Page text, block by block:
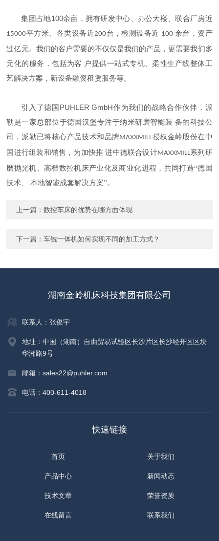
集团占地100余亩，拥有研发中心、办公大楼、联合厂房近
15000平方米、各类设备近200台，检测设备近 100 余台，资产
过亿元。我们的客户需要的不仅仅是我们的产品，更需要我们多
元化的服务，包括为客 户提供一站式专机、柔性生产线整体工
艺解决方案，新设备融资租赁服务等。
引入了德国 PUHLER GmbH作为我们的战略合作伙伴，派
勒是一家总部位于德国汉堡专注于纳米研磨智能装 备的科技公
司，派勒已将核心产品技术和品牌MAXXMILL授权金岭股份在中
国进行组装和销售，为加快推 进中德联合设计MAXXMILL系列研
磨抛光机、高档数控机床产业化及商业化进程，共同打造“德国
技术、 本地智能成套解决方案”。
上一篇：数控车床的优势在哪方面体现
下一篇：车铣一体机如何实现不同的加工方式？
湖南金岭机床科技集团有限公司
联系人：张俊宇
地址：中国（湖南）自由贸易试验区长沙片区长沙经开区区块
华湘路9号
邮箱：sales22@puhler.com
电话：400-611-4018
快速链接
首页 关于我们
产品中心 新闻动态
技术文章 荣誉资质
在线留言 联系我们